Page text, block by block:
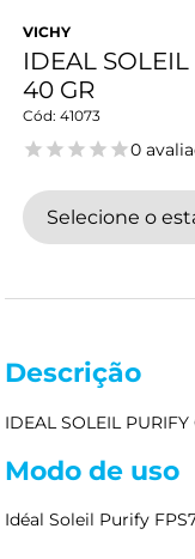
VICHY
IDEAL
40 GR
41073
0
Selecione o
Descrição
IDEAL SOLEIL
Modo de uso
Idéal Soleil Purify